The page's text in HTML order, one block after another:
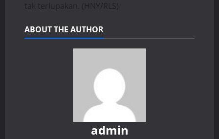
tak terlupakan. (HNY/RLS)
ABOUT THE AUTHOR
admin